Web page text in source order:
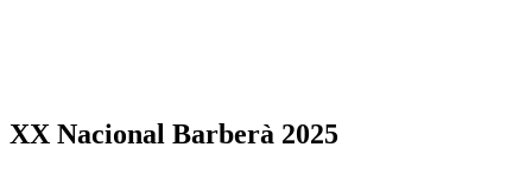
XX Nacional Barberà 2025